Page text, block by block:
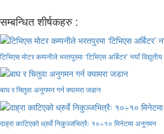
सम्बन्धित शीर्षकहरु :
टिभिएस मोटर कम्पनीले भरतपुरमा ‘टिभिएस अर्बिटर’ नयाँ
बाघ र चितुवा अनुगमन गर्न क्यामरा जडान
दाह्रा काटिएको ध्रुर्वे निकुञ्जभित्रैः १०÷१० मिनेटमा अनुगमन